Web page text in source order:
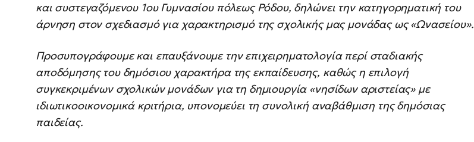
και συστεγαζόμενου 1ου Γυμνασίου πόλεως Ρόδου, δηλώνει την κατηγορηματική του
άρνηση στον σχεδιασμό για χαρακτηρισμό της σχολικής μας μονάδας ως «Ωνασείου».
Προσυπογράφουμε και επαυξάνουμε την επιχειρηματολογία περί σταδιακής
αποδόμησης του δημόσιου χαρακτήρα της εκπαίδευσης, καθώς η επιλογή
συγκεκριμένων σχολικών μονάδων για τη δημιουργία «νησίδων αριστείας» με
ιδιωτικοοικονομικά κριτήρια, υπονομεύει τη συνολική αναβάθμιση της δημόσιας
παιδείας.